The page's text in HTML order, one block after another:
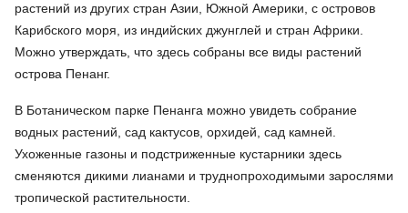
растений из других стран Азии, Южной Америки, с островов
Карибского моря, из индийских джунглей и стран Африки.
Можно утверждать, что здесь собраны все виды растений
острова Пенанг.
В Ботаническом парке Пенанга можно увидеть собрание
водных растений, сад кактусов, орхидей, сад камней.
Ухоженные газоны и подстриженные кустарники здесь
сменяются дикими лианами и труднопроходимыми зарослями
тропической растительности.